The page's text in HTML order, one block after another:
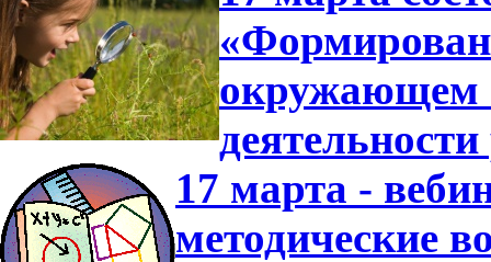
окружающем
17 марта -
методические